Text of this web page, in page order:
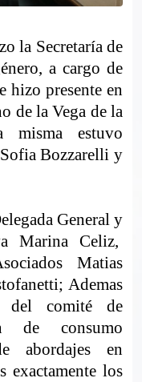
la Secretaría de
a cargo de
hizo presente en
de la Vega de la
misma estuvo
Bozzarelli y
General y
Marina Celiz,
Matias
Ademas
del comité de
de consumo
abordajes en
exactamente los